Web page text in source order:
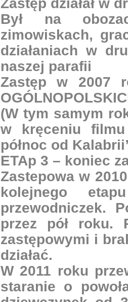
Zastęp działał w
Był na
zimowiskach,
działaniach w
naszej parafii
Zastęp w 2007
(W tym samym
w kręceniu
północ od
ETAp 3 – koniec
Zastepowa w
kolejnego
przewodniczek.
przez pół roku.
zastępowymi i
działać.
W 2011 roku
staranie o